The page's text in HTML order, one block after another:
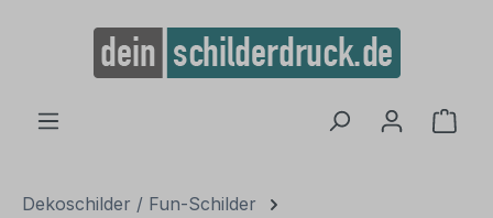
springen
Dekoschilder / Fun-Schilder